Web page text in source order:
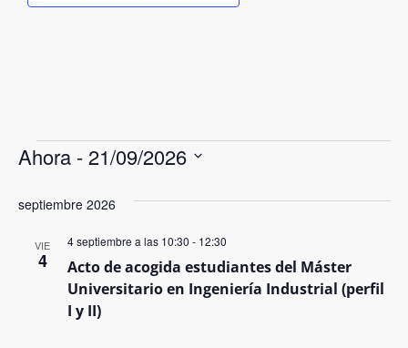
Ahora - 21/09/2026
fecha.
septiembre 2026
VIE
4
Acto de acogida estudiantes del Máster
Universitario en Ingeniería Industrial (perfil
I y II)
4 septiembre a las 10:30 - 12:30